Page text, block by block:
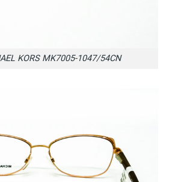
KORS MK7005-1047/54CN